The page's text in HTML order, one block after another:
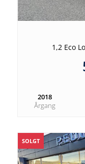
1,2 Eco
2018
Årgang
SOLGT